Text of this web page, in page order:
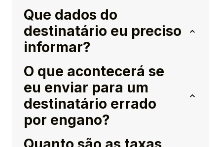
Que dados do
destinatário eu preciso
informar?
O que acontecerá se
eu enviar para um
destinatário errado
por engano?